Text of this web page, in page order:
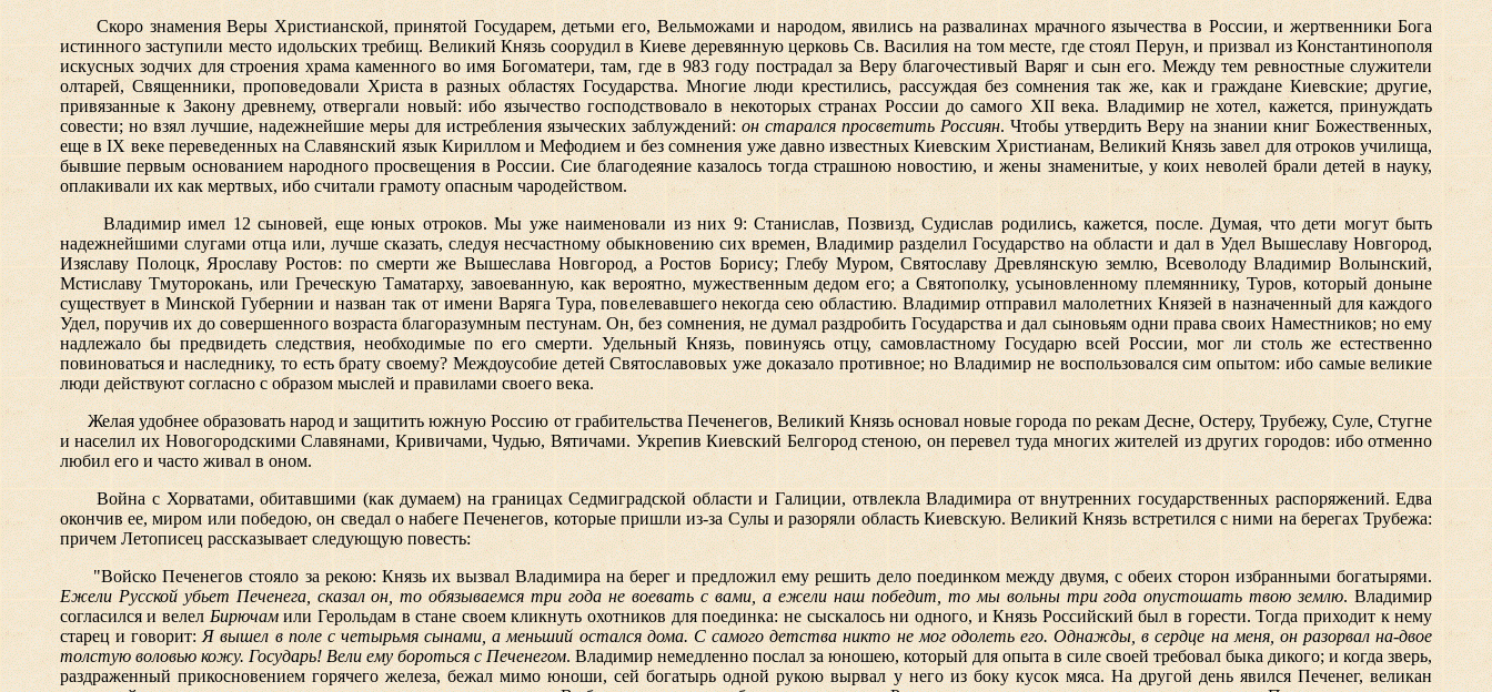
Скоро знамения Веры Христианской, принятой Государем, детьми его, Вельможами и народом, явились на развалинах мрачного язычества в России, и жертвенники Бога
истинного заступили место идольских требищ. Великий Князь соорудил в Киеве деревянную церковь Св. Василия на том месте, где стоял Перун, и призвал из Константинополя
искусных зодчих для строения храма каменного во имя Богоматери, там, где в 983 году пострадал за Веру благочестивый Варяг и сын его. Между тем ревностные служители
олтарей, Священники, проповедовали Христа в разных областях Государства. Многие люди крестились, рассуждая без сомнения так же, как и граждане Киевские; другие,
привязанные к Закону древнему, отвергали новый: ибо язычество господствовало в некоторых странах России до самого XII века. Владимир не хотел, кажется, принуждать
совести; но взял лучшие, надежнейшие меры для истребления языческих заблуждений:он старался просветить Россиян. Чтобы утвердить Веру на знании книг Божественных,
еще в IX веке переведенных на Славянский язык Кириллом и Мефодием и без сомнения уже давно известных Киевским Христианам, Великий Князь завел для отроков училища,
бывшие первым основанием народного просвещения в России. Сие благодеяние казалось тогда страшною новостию, и жены знаменитые, у коих неволей брали детей в науку,
оплакивали их как мертвых, ибо считали грамоту опасным чародейством.
Владимир имел 12 сыновей, еще юных отроков. Мы уже наименовали из них 9: Станислав, Позвизд, Судислав родились, кажется, после. Думая, что дети могут быть
надежнейшими слугами отца или, лучше сказать, следуя несчастному обыкновению сих времен, Владимир разделил Государство на области и дал в Удел Вышеславу Новгород,
Изяславу Полоцк, Ярославу Ростов: по смерти же Вышеслава Новгород, а Ростов Борису; Глебу Муром, Святославу Древлянскую землю, Всеволоду Владимир Волынский,
Мстиславу Тмуторокань, или Греческую Таматарху, завоеванную, как вероятно, мужественным дедом его; а Святополку, усыновленному племяннику, Туров, который доныне
существует в Минской Губернии и назван так от имени Варяга Тура, повелевавшего некогда сею областию. Владимир отправил малолетних Князей в назначенный для каждого
Удел, поручив их до совершенного возраста благоразумным пестунам. Он, без сомнения, не думал раздробить Государства и дал сыновьям одни права своих Наместников; но ему
надлежало бы предвидеть следствия,необходимые по его смерти. Удельный Князь, повинуясь отцу, самовластному Государю всей России, мог ли столь же естественно
повиноваться и наследнику, то есть брату своему? Междоусобие детей Святославовых уже доказало противное; но Владимир не воспользовался сим опытом: ибо самые великие
люди действуют согласно с образом мыслей и правилами своего века.
Желая удобнее образовать народ и защитить южную Россию от грабительства Печенегов, Великий Князь основал новые города по рекам Десне, Остеру, Трубежу, Суле, Стугне
и населил их Новогородскими Славянами, Кривичами, Чудью, Вятичами. Укрепив Киевский Белгород стеною, он перевел туда многих жителей из других городов: ибо отменно
любил его и часто живал в оном.
Война с Хорватами, обитавшими (как думаем) на границах Седмиградской области и Галиции, отвлекла Владимира от внутренних государственных распоряжений. Едва
окончив ее, миром или победою, он сведал о набеге Печенегов, которые пришли из-за Сулы и разоряли область Киевскую. Великий Князь встретился с ними на берегах Трубежа:
причем Летописец рассказывает следующую повесть:
"Войско Печенегов стояло за рекою: Князь их вызвал Владимира на берег и предложил ему решить дело поединком между двумя, с обеих сторон избранными богатырями.
Ежели Русской убьет Печенега, сказал он, то обязываемся три года не воевать с вами, а ежели наш победит, то мы вольны три года опустошать твою землю. Владимир
согласился и велелБирючамили Герольдам в стане своем кликнуть охотников для поединка: не сыскалось ни одного, и Князь Российский был в горести. Тогда приходит к нему
старец и говорит:Я вышел в поле с четырьмя сынами, а меньший остался дома. С самого детства никто не мог одолеть его. Однажды, в сердце на меня, он разорвал на-двое
толстую воловью кожу. Государь! Вели ему бороться с Печенегом. Владимир немедленно послал за юношею, который для опыта в силе своей требовал быка дикого; и когда зверь,
раздраженный прикосновением горячего железа, бежал мимо юноши, сей богатырь одной рукою вырвал у него из боку кусок мяса. На другой день явился Печенег, великан